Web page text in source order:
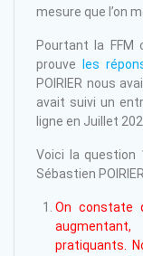
mesure que l’on
Pourtant la
prouve
les
POIRIER nous
avait suivi un
ligne en Juillet
Voici la
Sébastien
On constate
pratiquants.